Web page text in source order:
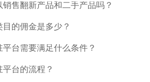
销售翻新产品和二手产品吗？
目的佣金是多少？
平台需要满足什么条件？
台的流程？